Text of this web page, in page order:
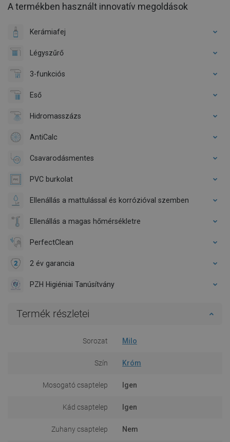
A termékben használt innovatív megoldások
Kerámiafej
Légyszűrő
3-funkciós
Eső
Hidromasszázs
AntiCalc
Csavarodásmentes
PVC burkolat
Ellenállás a mattulással és korrózióval szemben
Ellenállás a magas hőmérsékletre
PerfectClean
2 év garancia
PZH Higiéniai Tanúsítvány
Termék részletei
Sorozat Milo
Szín Króm
Mosogató csaptelep Igen
Kád csaptelep Igen
Zuhany csaptelep Nem